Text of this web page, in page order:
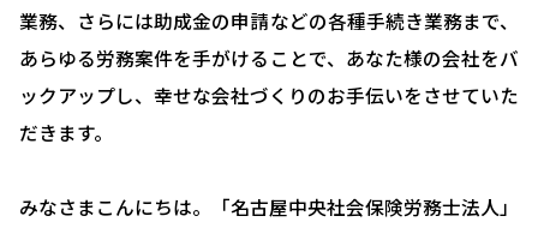
業務、さらには助成金の申請などの各種手続き業務まで、
あらゆる労務案件を手がけることで、あなた様の会社をバ
ックアップし、幸せな会社づくりのお手伝いをさせていた
だきます。
みなさまこんにちは。「名古屋中央社会保険労務士法人」